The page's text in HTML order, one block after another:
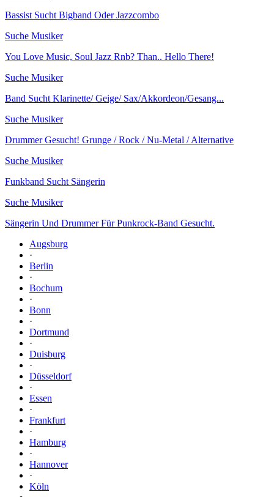
Bassist Sucht Bigband Oder Jazzcombo
Suche Musiker
You Love Music, Soul Jazz Rnb? Than.. Hello There!
Suche Musiker
Band Sucht Klarinette/ Geige/ Sax/Akkordeon/Gesang...
Suche Musiker
Drummer Gesucht! Grunge / Rock / Nu-Metal / Alternative
Suche Musiker
Funkband Sucht Sängerin
Suche Musiker
Sängerin Und Drummer Für Punkrock-Band Gesucht.
Augsburg
·
Berlin
·
Bochum
·
Bonn
·
Dortmund
·
Duisburg
·
Düsseldorf
·
Essen
·
Frankfurt
·
Hamburg
·
Hannover
·
Köln